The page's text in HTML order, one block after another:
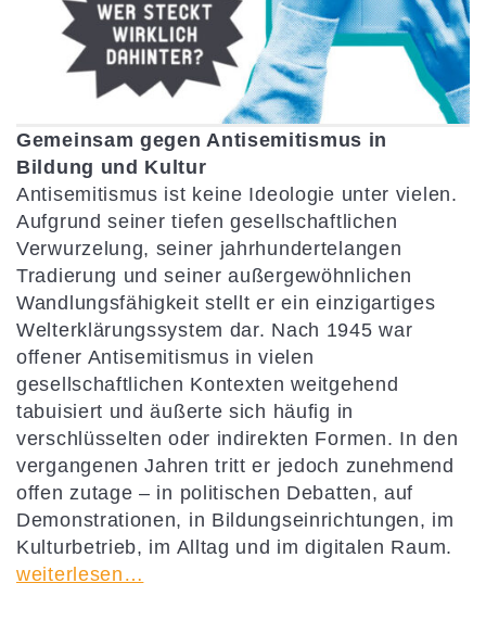
Gemeinsam gegen Antisemitismus in
Bildung und Kultur
Antisemitismus ist keine Ideologie unter vielen.
Aufgrund seiner tiefen gesellschaftlichen
Verwurzelung, seiner jahrhundertelangen
Tradierung und seiner außergewöhnlichen
Wandlungsfähigkeit stellt er ein einzigartiges
Welterklärungssystem dar. Nach 1945 war
offener Antisemitismus in vielen
gesellschaftlichen Kontexten weitgehend
tabuisiert und äußerte sich häufig in
verschlüsselten oder indirekten Formen. In den
vergangenen Jahren tritt er jedoch zunehmend
offen zutage – in politischen Debatten, auf
Demonstrationen, in Bildungseinrichtungen, im
Kulturbetrieb, im Alltag und im digitalen Raum.
weiterlesen…